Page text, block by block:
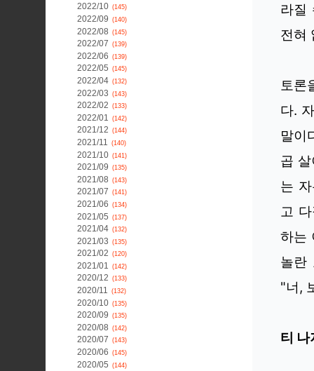
라질
전혀
토론
다.
말이
곱
는
고
하는
놀란
"너,
티 나
2022/10 (145)
2022/09 (140)
2022/08 (145)
2022/07 (139)
2022/06 (139)
2022/05 (145)
2022/04 (132)
2022/03 (143)
2022/02 (133)
2022/01 (142)
2021/12 (144)
2021/11 (140)
2021/10 (141)
2021/09 (135)
2021/08 (143)
2021/07 (141)
2021/06 (134)
2021/05 (137)
2021/04 (132)
2021/03 (135)
2021/02 (120)
2021/01 (142)
2020/12 (133)
2020/11 (132)
2020/10 (135)
2020/09 (135)
2020/08 (142)
2020/07 (143)
2020/06 (145)
2020/05 (144)